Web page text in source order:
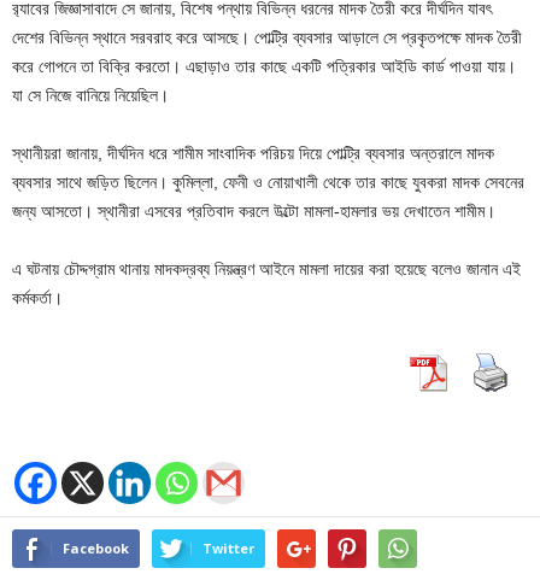
র‌্যাবের জিজ্ঞাসাবাদে সে জানায়, বিশেষ পন্থায় বিভিন্ন ধরনের মাদক তৈরী করে দীর্ঘদিন যাবৎ
দেশের বিভিন্ন স্থানে সরবরাহ করে আসছে। পোল্ট্রি ব্যবসার আড়ালে সে প্রকৃতপক্ষে মাদক তৈরী
করে গোপনে তা বিক্রি করতো। এছাড়াও তার কাছে একটি পত্রিকার আইডি কার্ড পাওয়া যায়।
যা সে নিজে বানিয়ে নিয়েছিল।
স্থানীয়রা জানায়, দীর্ঘদিন ধরে শামীম সাংবাদিক পরিচয় দিয়ে পোল্ট্রি ব্যবসার অন্তরালে মাদক
ব্যবসার সাথে জড়িত ছিলেন। কুমিল্লা, ফেনী ও নোয়াখালী থেকে তার কাছে যুবকরা মাদক সেবনের
জন্য আসতো। স্থানীরা এসবের প্রতিবাদ করলে উল্টো মামলা-হামলার ভয় দেখাতেন শামীম।
এ ঘটনায় চৌদ্দগ্রাম থানায় মাদকদ্রব্য নিয়ন্ত্রণ আইনে মামলা দায়ের করা হয়েছে বলেও জানান এই
কর্মকর্তা।
Facebook Twitter